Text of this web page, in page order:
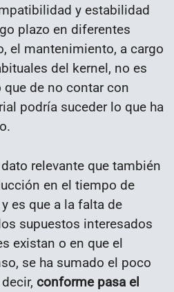
y estabilidad
plazo en diferentes
el mantenimiento, a cargo
del kernel, no es
de no contar con
podría suceder lo que ha
relevante que también
en el tiempo de
es que a la falta de
supuestos interesados
existan o en que el
se ha sumado el poco
conforme pasa el